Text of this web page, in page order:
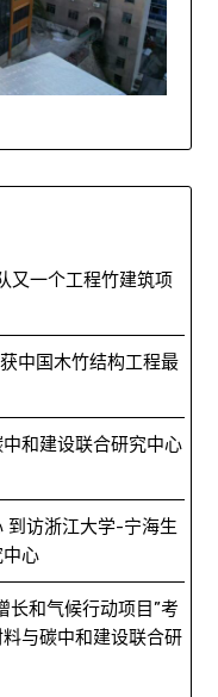
又一个工程竹建筑项
中国木竹结构工程最
和建设联合研究中心
到访浙江大学-宁海生
心
长和气候行动项目”考
与碳中和建设联合研